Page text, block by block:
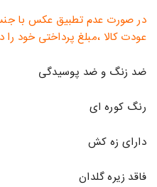
در صورت عدم تطبیق عکس با
عودت کالا ،مبلغ پرداختی خود را
ضد زنگ و ضد پوسیدگی
رنگ کوره ای
دارای زه کش
فاقد زیره گلدان